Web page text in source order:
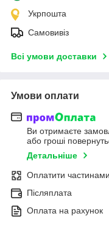
Укрпошта
Самовивіз
Всі умови доставки
Умови оплати
Ви отримаєте
або гроші
Детальніше
Оплатити частинами
Післяплата
Оплата на рахунок